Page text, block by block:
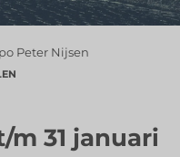
Peter Nijsen
m 31 januari